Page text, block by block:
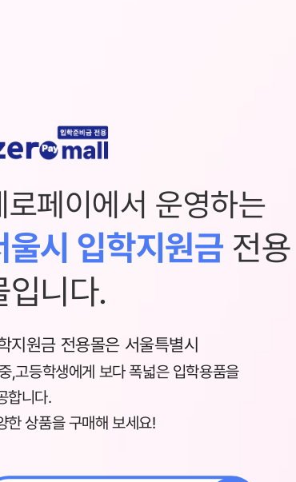
로페이에서 운영하는
울시 입학지원금 전용
입니다.
지원금 전용몰은 서울특별시
,고등학생에게 보다 폭넓은 입학용품을
합니다.
한 상품을 구매해 보세요!